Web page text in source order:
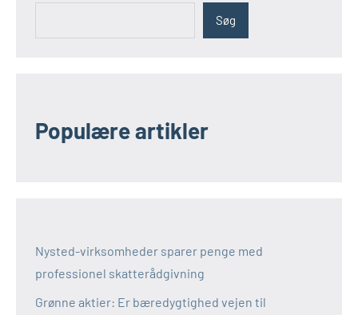
Søg
Populære artikler
Nysted-virksomheder sparer penge med
professionel skatterådgivning
Grønne aktier: Er bæredygtighed vejen til